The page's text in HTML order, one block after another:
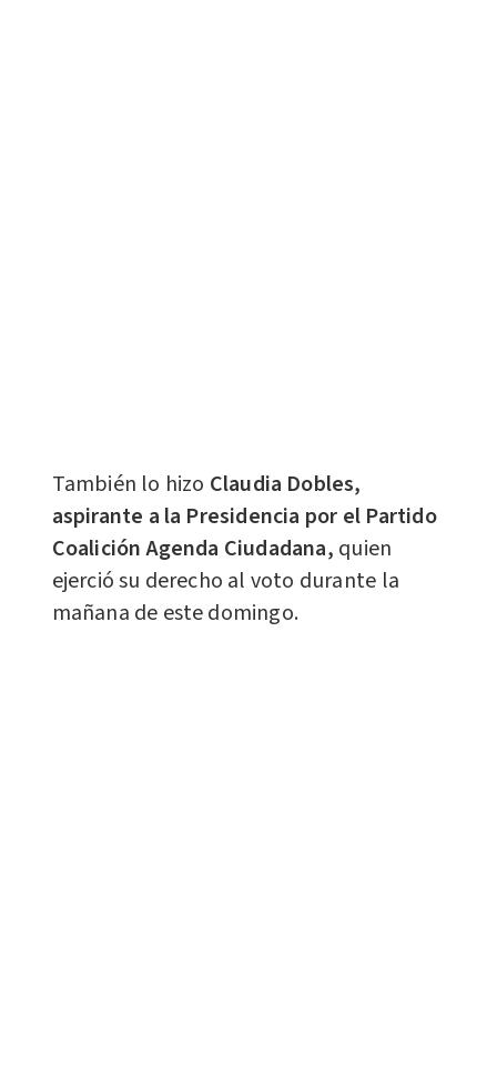
También lo hizo Claudia Dobles,
aspirante a la Presidencia por el Partido
Coalición Agenda Ciudadana, quien
ejerció su derecho al voto durante la
mañana de este domingo.